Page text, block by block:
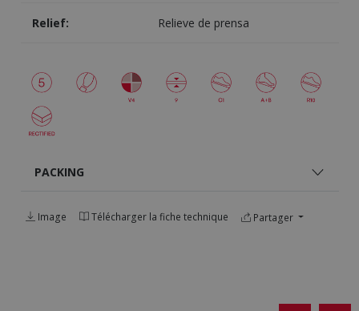
Relief: Relieve de prensa
PACKING
Image Télécharger la fiche technique Partager